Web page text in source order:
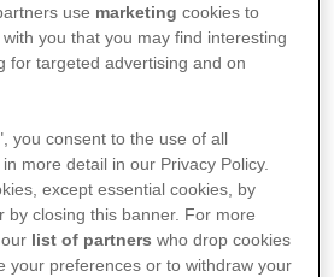
diagnose kanker krijgt, staat zijn
kop. Er volgt een intensief
maar ook enorm veel
en dat de patiënt u ook
uit uw dagelijkse praktijk?
patiënten met beperkte
use marketing cookies to
you that you may find interesting
for targeted advertising and on
you consent to the use of all
more detail in our Privacy Policy.
except essential cookies, by
by closing this banner. For more
list of partners who drop cookies
your preferences or to withdraw your